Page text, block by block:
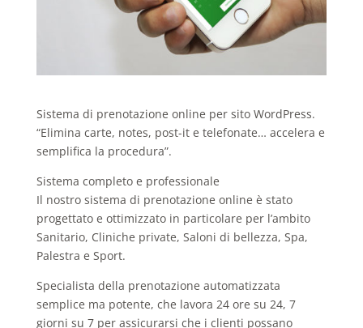
Sistema di prenotazione online per sito WordPress.
“Elimina carte, notes, post-it e telefonate… accelera e
semplifica la procedura”.
Sistema completo e professionale
Il nostro sistema di prenotazione online è stato
progettato e ottimizzato in particolare per l’ambito
Sanitario, Cliniche private, Saloni di bellezza, Spa,
Palestra e Sport.
Specialista della prenotazione automatizzata
semplice ma potente, che lavora 24 ore su 24, 7
giorni su 7 per assicurarsi che i clienti possano